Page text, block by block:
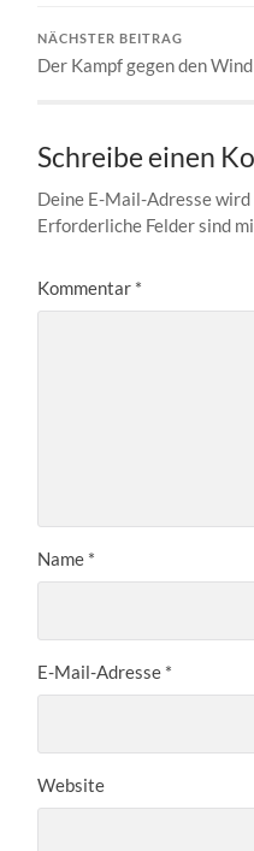
NÄCHSTER BEITRAG
Der Kampf gegen den
Schreibe einen
Deine E-Mail-Adresse
Erforderliche Felder sind
Kommentar *
Name *
E-Mail-Adresse *
Website